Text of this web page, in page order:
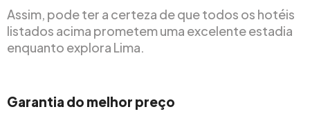
Assim, pode ter a certeza de que todos os hotéis
listados acima prometem uma excelente estadia
enquanto explora Lima.
Garantia do melhor preço